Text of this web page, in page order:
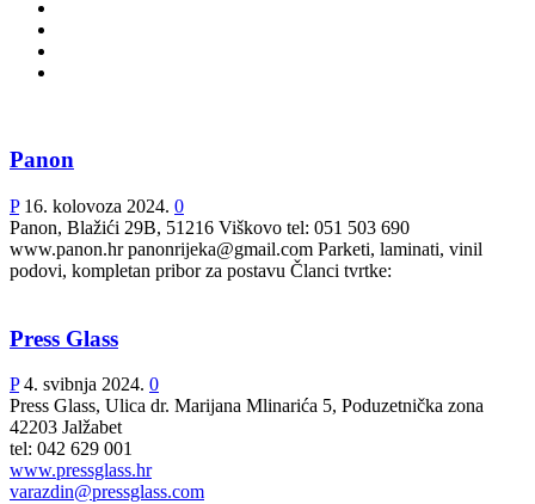
Panon
P 16. kolovoza 2024. 0
Panon, Blažići 29B, 51216 Viškovo tel: 051 503 690
www.panon.hr panonrijeka@gmail.com Parketi, laminati, vinil
podovi, kompletan pribor za postavu Članci tvrtke:
Press Glass
P 4. svibnja 2024. 0
Press Glass, Ulica dr. Marijana Mlinarića 5, Poduzetnička zona
42203 Jalžabet
tel: 042 629 001
www.pressglass.hr
varazdin@pressglass.com